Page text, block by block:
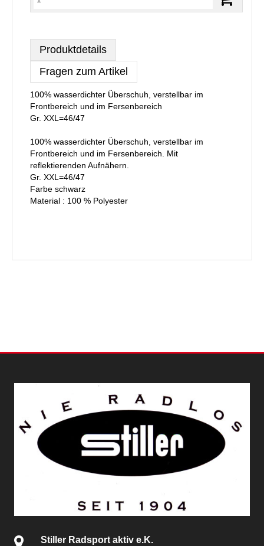
Produktdetails
Fragen zum Artikel
100% wasserdichter Überschuh, verstellbar im
Frontbereich und im Fersenbereich
Gr. XXL=46/47
100% wasserdichter Überschuh, verstellbar im
Frontbereich und im Fersenbereich. Mit
reflektierenden Aufnähern.
Gr. XXL=46/47
Farbe schwarz
Material : 100 % Polyester
Stiller Radsport aktiv e.K.